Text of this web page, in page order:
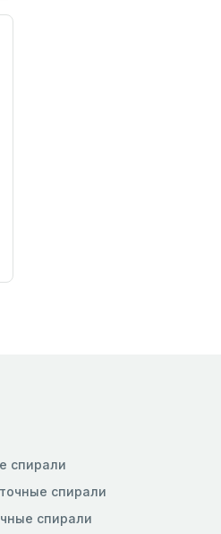
спирали
спирали
спирали